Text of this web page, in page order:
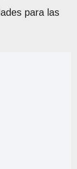
para las